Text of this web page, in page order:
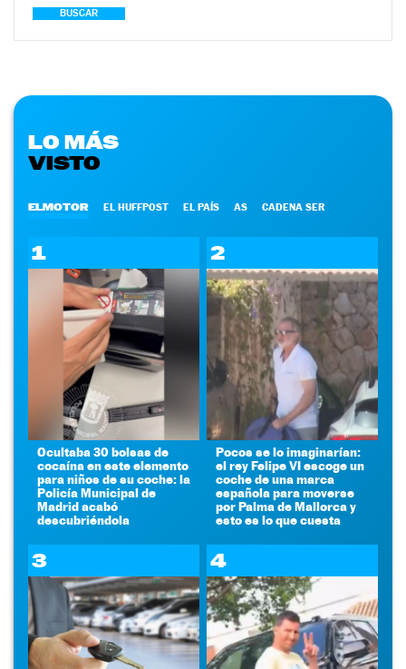
BUSCAR
LO MÁS
VISTO
ELMOTOR EL HUFFPOST EL PAÍS AS CADENA SER
1
Ocultaba 30 bolsas de
cocaína en este elemento
para niños de su coche: la
Policía Municipal de
Madrid acabó
descubriéndola
2
Pocos se lo imaginarían:
el rey Felipe VI escoge un
coche de una marca
española para moverse
por Palma de Mallorca y
esto es lo que cuesta
3 4